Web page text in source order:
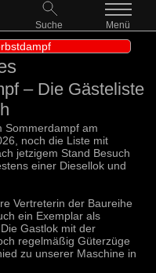
Suche Menü
– Die Gästeliste
Sommerdampf am
noch die Liste mit
jetzigem Stand Besuch
einer Diesellok und
Vertreterin der Baureihe
ein Exemplar als
Gastlok mit der
regelmäßig Güterzüge
zu unserer Maschine in